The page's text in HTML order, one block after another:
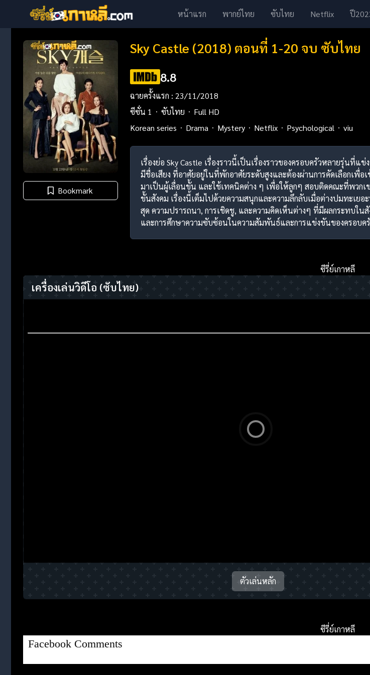
หน้าแรก พากย์ไทย ซับไทย Netflix ปี
Bookmark
Sky Castle (2018) ตอนที่ 1-20 จบ ซับไทย
8.8
ฉายครั้งแรก : 23/11/2018
ซีซั่น 1
ซับไทย
Full HD
Korean series
Drama Mystery Netflix Psychological viu
เรื่องย่อ Sky Castle เรื่องราวนี้เป็นเรื่องราวของครอบครัวหลายรุ่
มีชื่อเสียง ที่อาศัยอยู่ในที่พักอาศัยระดับสูงและต้องผ่านการคัดเลือกเพื่
มาเป็นผู้เลื่อนขั้น และใช้เทคนิคต่าง ๆ เพื่อให้ลูกๆ สอบติดคณะที่พวกเ
ขั้นสังคม เรื่องนี้เต็มไปด้วยความสนุกและความลึกลับเมื่อต่างปมทะเย
สุด ความปรารถนา, การเชิดชู, และความคิดเห็นต่างๆ ที่มีผลกระทบใ
และการศึกษาความซับซ้อนในความสัมพันธ์และการแข่งขันของครอบ
ซีรี่ย์เกาหลี
เครื่องเล่นวิดีโอ (ซับไทย)
ตัวเล่นหลัก
ซีรี่ย์เกาหลี
Facebook Comments